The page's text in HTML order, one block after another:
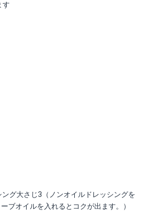
す
グ大さじ3（ノンオイルドレッシングを
ブオイルを入れるとコクが出ます。）